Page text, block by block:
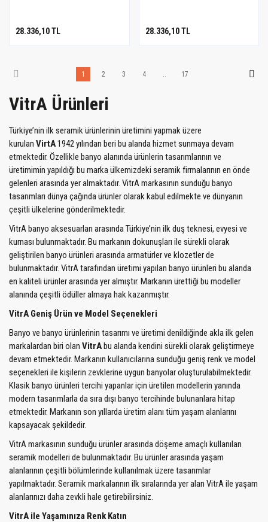
28.336,10 TL 28.336,10 TL
1 2 3 4 .. 17
VitrA Ürünleri
Türkiye’nin ilk seramik ürünlerinin üretimini yapmak üzere
kurulan VirtA1942 yılından beri bu alanda hizmet sunmaya devam
etmektedir. Özellikle banyo alanında ürünlerin tasarımlarının ve
üretimimin yapıldığı bu marka ülkemizdeki seramik firmalarının en önde
gelenleri arasında yer almaktadır. VitrA markasının sunduğu banyo
tasarımları dünya çağında ürünler olarak kabul edilmekte ve dünyanın
çeşitli ülkelerine gönderilmektedir.
VitrA banyo aksesuarları arasında Türkiye’nin ilk duş teknesi, evyesi ve
kurnası bulunmaktadır. Bu markanın dokunuşları ile sürekli olarak
geliştirilen banyo ürünleri arasında armatürler ve klozetler de
bulunmaktadır. VitrA tarafından üretimi yapılan banyo ürünleri bu alanda
en kaliteli ürünler arasında yer almıştır. Markanın ürettiği bu modeller
alanında çeşitli ödüller almaya hak kazanmıştır.
VitrA Geniş Ürün ve Model Seçenekleri
Banyo ve banyo ürünlerinin tasarımı ve üretimi denildiğinde akla ilk gelen
markalardan biri olan VitrAbu alanda kendini sürekli olarak geliştirmeye
devam etmektedir. Markanın kullanıcılarına sunduğu geniş renk ve model
seçenekleri ile kişilerin zevklerine uygun banyolar oluşturulabilmektedir.
Klasik banyo ürünleri tercihi yapanlar için üretilen modellerin yanında
modern tasarımlarla da sıra dışı banyo tercihinde bulunanlara hitap
etmektedir. Markanın son yıllarda üretim alanı tüm yaşam alanlarını
kapsayacak şekildedir.
VitrA markasının sunduğu ürünler arasında döşeme amaçlı kullanılan
seramik modelleri de bulunmaktadır. Bu ürünler arasında yaşam
alanlarının çeşitli bölümlerinde kullanılmak üzere tasarımlar
yapılmaktadır. Seramik markalarının ilk sıralarında yer alan VitrA ile yaşam
alanlarınızı daha zevkli hale getirebilirsiniz.
VitrA ile Yaşamınıza Renk Katın